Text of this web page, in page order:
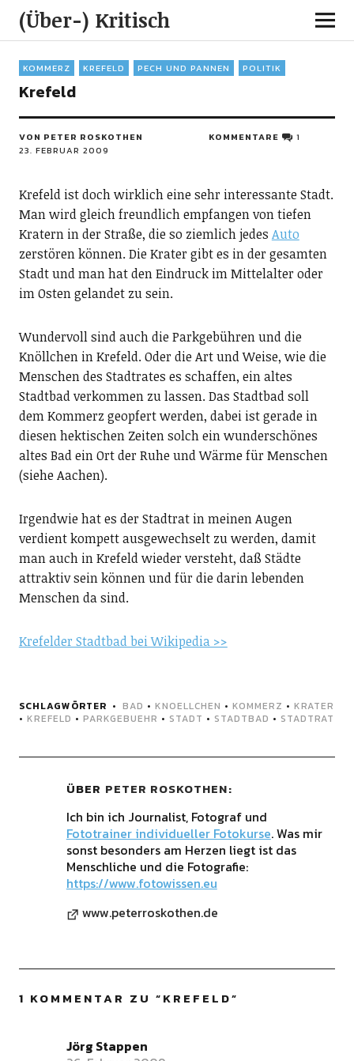
(Über-) Kritisch
KOMMERZ KREFELD PECH UND PANNEN POLITIK
Krefeld
VON PETER ROSKOTHEN
23. FEBRUAR 2009
KOMMENTARE 1
Krefeld ist doch wirklich eine sehr interessante Stadt.
Man wird gleich freundlich empfangen von tiefen
Kratern in der Straße, die so ziemlich jedes Auto
zerstören können. Die Krater gibt es in der gesamten
Stadt und man hat den Eindruck im Mittelalter oder
im Osten gelandet zu sein.
Wundervoll sind auch die Parkgebühren und die
Knöllchen in Krefeld. Oder die Art und Weise, wie die
Menschen des Stadtrates es schaffen, ein altes
Stadtbad verkommen zu lassen. Das Stadtbad soll
dem Kommerz geopfert werden, dabei ist gerade in
diesen hektischen Zeiten solch ein wunderschönes
altes Bad ein Ort der Ruhe und Wärme für Menschen
(siehe Aachen).
Irgendwie hat es der Stadtrat in meinen Augen
verdient kompett ausgewechselt zu werden, damit
man auch in Krefeld wieder versteht, daß Städte
attraktiv sein können und für die darin lebenden
Menschen da sind.
Krefelder Stadtbad bei Wikipedia >>
SCHLAGWÖRTER BAD • KNOELLCHEN • KOMMERZ • KRATER
• KREFELD • PARKGEBUEHR • STADT • STADTBAD • STADTRAT
ÜBER PETER ROSKOTHEN
Ich bin ich Journalist, Fotograf und
Fototrainer individueller Fotokurse. Was mir
sonst besonders am Herzen liegt ist das
Menschliche und die Fotografie:
https://www.fotowissen.eu
www.peterroskothen.de
1 KOMMENTAR ZU “KREFELD”
Jörg Stappen